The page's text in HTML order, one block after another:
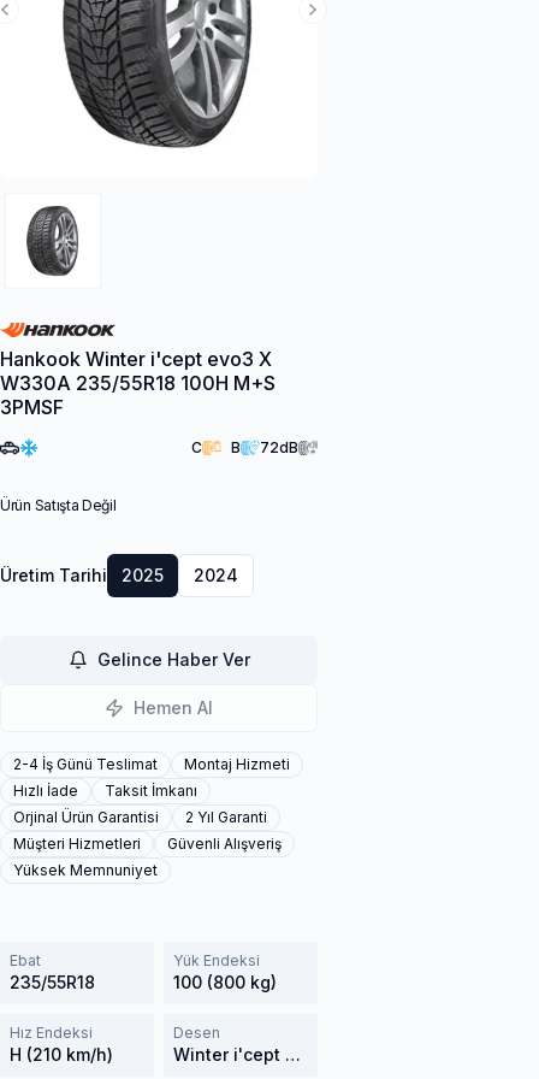
Next Slide
Previous Slide
Hankook Winter i'cept evo3 X
W330A 235/55R18 100H M+S
3PMSF
C B 72dB
Ürün Satışta Değil
Üretim Tarihi 2025 2024
Gelince Haber Ver
Hemen Al
2-4 İş Günü Teslimat
Montaj Hizmeti
Hızlı İade
Taksit İmkanı
Orjinal Ürün Garantisi
2 Yıl Garanti
Müşteri Hizmetleri
Güvenli Alışveriş
Yüksek Memnuniyet
Ebat
235/55R18
Yük Endeksi
100 (800 kg)
Hız Endeksi
H (210 km/h)
Desen
Winter i'cept evo3 X W330A